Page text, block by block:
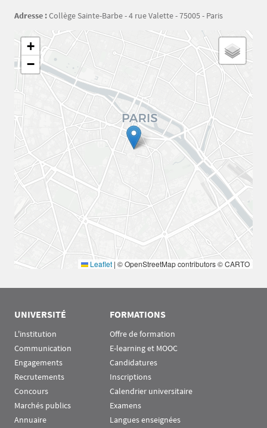
Adresse :Collège Sainte-Barbe - 4 rue Valette - 75005 - Paris
Géolocalisation
+
−
Leaflet | © OpenStreetMap contributors © CARTO
UNIVERSITÉ
L'institution
Communication
Engagements
Recrutements
Concours
Marchés publics
Annuaire
FORMATIONS
Offre de formation
E-learning et MOOC
Candidatures
Inscriptions
Calendrier universitaire
Examens
Langues enseignées